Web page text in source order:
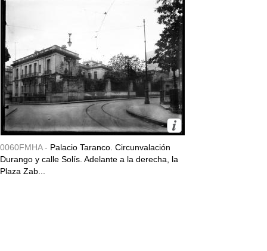
0060FMHA - Palacio Taranco. Circunvalación
Durango y calle Solís. Adelante a la derecha, la
Plaza Zab...